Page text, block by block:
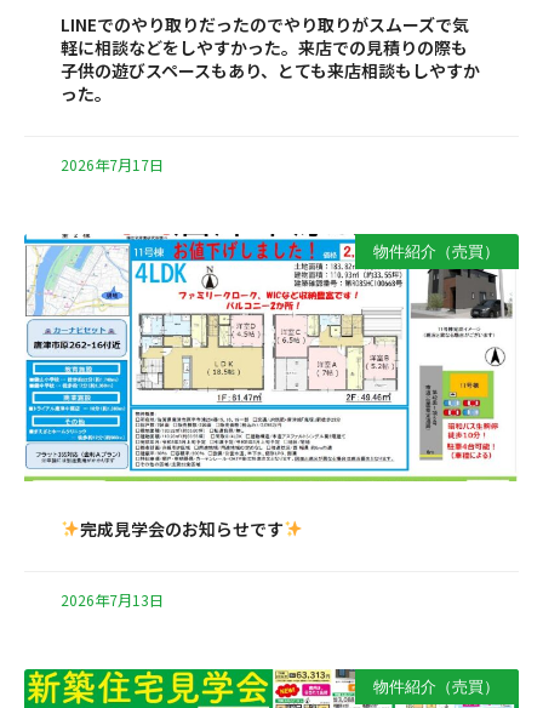
LINEでのやり取りだったのでやり取りがスムーズで気
軽に相談などをしやすかった。来店での見積りの際も
子供の遊びスペースもあり、とても来店相談もしやすか
った。
2026年7月17日
物件紹介（売買）
完成見学会のお知らせです
2026年7月13日
物件紹介（売買）